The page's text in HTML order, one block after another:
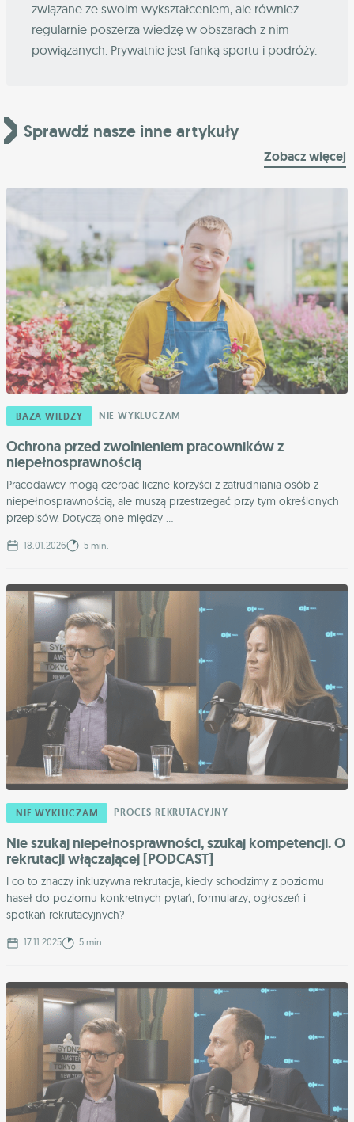
związane ze swoim wykształceniem, ale również
regularnie poszerza wiedzę w obszarach z nim
powiązanych. Prywatnie jest fanką sportu i podróży.
Sprawdź nasze inne artykuły
Zobacz więcej
BAZA WIEDZY NIE WYKLUCZAM
Ochrona przed zwolnieniem pracowników z
niepełnosprawnością
Pracodawcy mogą czerpać liczne korzyści z zatrudniania osób z
niepełnosprawnością, ale muszą przestrzegać przy tym określonych
przepisów. Dotyczą one między ...
18.01.2026 5 min.
NIE WYKLUCZAM PROCES REKRUTACYJNY
Nie szukaj niepełnosprawności, szukaj kompetencji. O
rekrutacji włączającej [PODCAST]
I co to znaczy inkluzywna rekrutacja, kiedy schodzimy z poziomu
haseł do poziomu konkretnych pytań, formularzy, ogłoszeń i
spotkań rekrutacyjnych?
17.11.2025 5 min.